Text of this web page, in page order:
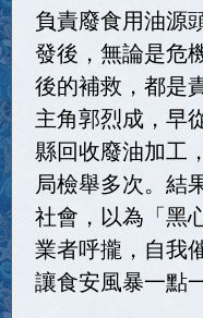
負責廢食用油源
發後，無論是危
後的補救，都是
主角郭烈成，早
縣回收廢油加工
局檢舉多次。結
社會，以為「黑
業者呼攏，自我
讓食安風暴一點